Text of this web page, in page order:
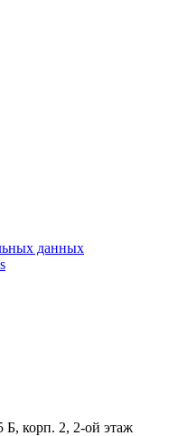
данных
Б, корп. 2, 2-ой этаж